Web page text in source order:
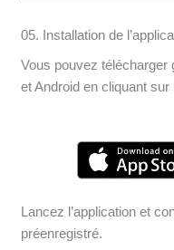
05. Installation de
Vous pouvez télécharger
et Android en cliquant
Lancez l’application et
préenregistré.